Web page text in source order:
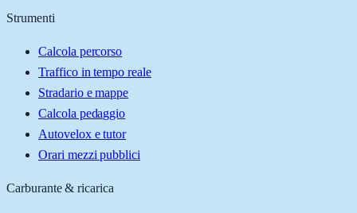
Strumenti
Calcola percorso
Traffico in tempo reale
Stradario e mappe
Calcola pedaggio
Autovelox e tutor
Orari mezzi pubblici
Carburante & ricarica